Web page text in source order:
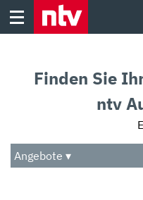
Skip
Audio
Das Beste
Finden Sie
ntv
Angebote ▾